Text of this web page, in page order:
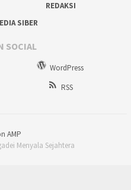
REDAKSI
SIBER
SOCIAL
WordPress
RSS
AMP
Menyala Sejahtera